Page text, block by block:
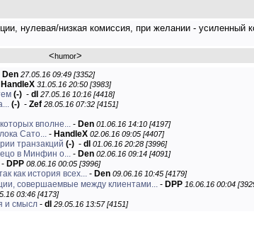
нулевая/низкая комиссия, при желании - усиленный
<humor>
Den 27.05.16 09:49 [3352]
HandleX 31.05.16 20:50 [3983]
(-) - dl 27.05.16 10:16 [4418]
(-) - Zef 28.05.16 07:32 [4151]
вполне... - Den 01.06.16 14:10 [4197]
Сато... - HandleX 02.06.16 09:05 [4407]
транзакций (-) - dl 01.06.16 20:28 [3996]
в Минфин о... - Den 02.06.16 09:14 [4091]
- DPP 08.06.16 00:05 [3996]
как история всех... - Den 09.06.16 10:45 [4179]
совершаемвые между клиентами... - DPP 16.06.16 00:04
03:46 [4173]
и смысл - dl 29.05.16 13:57 [4151]